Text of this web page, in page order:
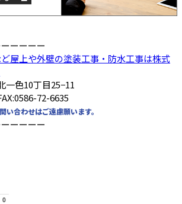
ーーーー
屋上や外壁の塗装工事・防水工事は株式
一色10丁目25−11
72-6635
合わせはご遠慮願います。
ーーーー